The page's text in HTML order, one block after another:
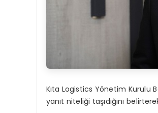
Kıta Logistics Yönetim Kurulu
yanıt niteliği taşıdığını